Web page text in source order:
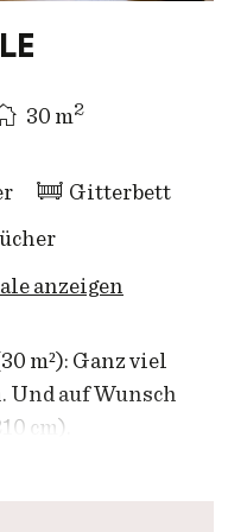
30 m2
Gitterbett
anzeigen
m²): Ganz viel
Und auf Wunsch
cm).